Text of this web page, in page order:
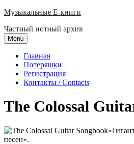
Skip
content
Музыкальные E-книги
Частный нотный архив
Menu
Главная
Потеряшки
Регистрация
Контакты / Contacts
The Colossal
песен».